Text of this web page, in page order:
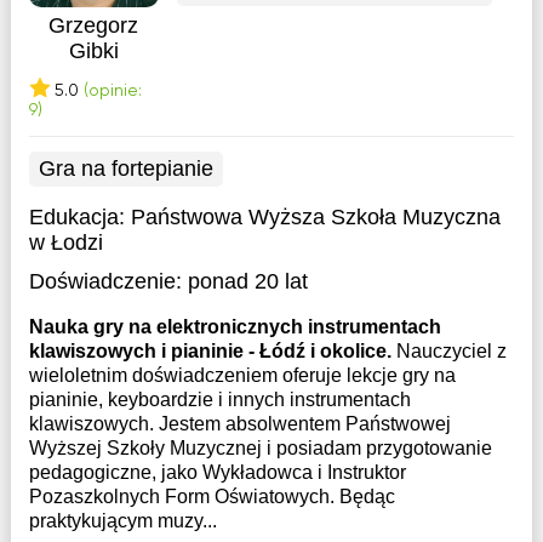
Grzegorz
Gibki
5.0 (opinie:
9)
Gra na fortepianie
Edukacja: Państwowa Wyższa Szkoła Muzyczna
w Łodzi
Doświadczenie: ponad 20 lat
Nauka gry na elektronicznych instrumentach
klawiszowych i pianinie - Łódź i okolice. Nauczyciel z
wieloletnim doświadczeniem oferuje lekcje gry na
pianinie, keyboardzie i innych instrumentach
klawiszowych. Jestem absolwentem Państwowej
Wyższej Szkoły Muzycznej i posiadam przygotowanie
pedagogiczne, jako Wykładowca i Instruktor
Pozaszkolnych Form Oświatowych. Będąc
praktykującym muzy...